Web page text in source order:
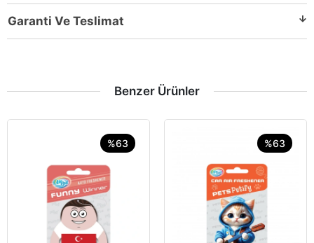
Garanti Ve Teslimat
Benzer Ürünler
%63 %63